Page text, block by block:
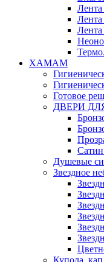
ХАМАМ
Готовое
ДВЕРИ
Сатин
Душевые
Звездное